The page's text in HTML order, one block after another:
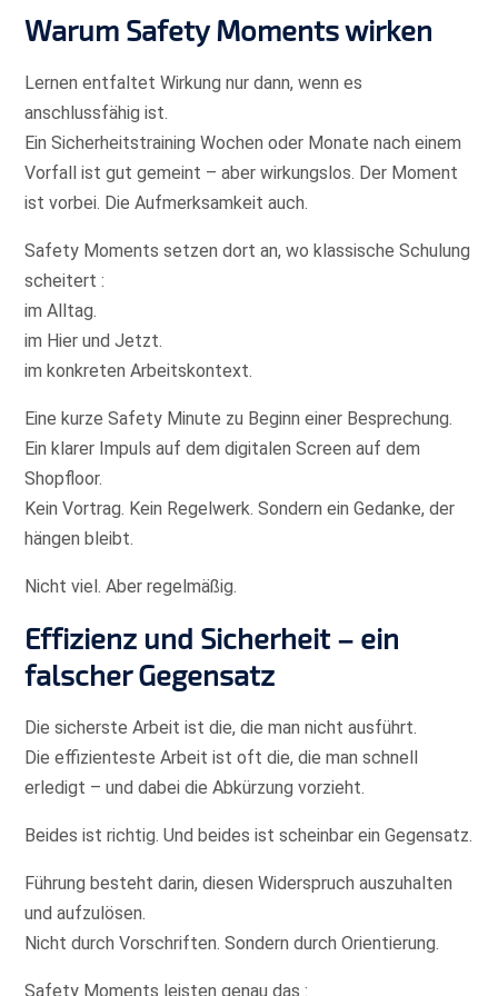
Warum Safety Moments wirken
Lernen entfaltet Wirkung nur dann, wenn es
anschlussfähig ist.
Ein Sicherheitstraining Wochen oder Monate nach einem
Vorfall ist gut gemeint – aber wirkungslos. Der Moment
ist vorbei. Die Aufmerksamkeit auch.
Safety Moments setzen dort an, wo klassische Schulung
scheitert :
im Alltag.
im Hier und Jetzt.
im konkreten Arbeitskontext.
Eine kurze Safety Minute zu Beginn einer Besprechung.
Ein klarer Impuls auf dem digitalen Screen auf dem
Shopfloor.
Kein Vortrag. Kein Regelwerk. Sondern ein Gedanke, der
hängen bleibt.
Nicht viel. Aber regelmäßig.
Effizienz und Sicherheit – ein
falscher Gegensatz
Die sicherste Arbeit ist die, die man nicht ausführt.
Die effizienteste Arbeit ist oft die, die man schnell
erledigt – und dabei die Abkürzung vorzieht.
Beides ist richtig. Und beides ist scheinbar ein Gegensatz.
Führung besteht darin, diesen Widerspruch auszuhalten
und aufzulösen.
Nicht durch Vorschriften. Sondern durch Orientierung.
Safety Moments leisten genau das :